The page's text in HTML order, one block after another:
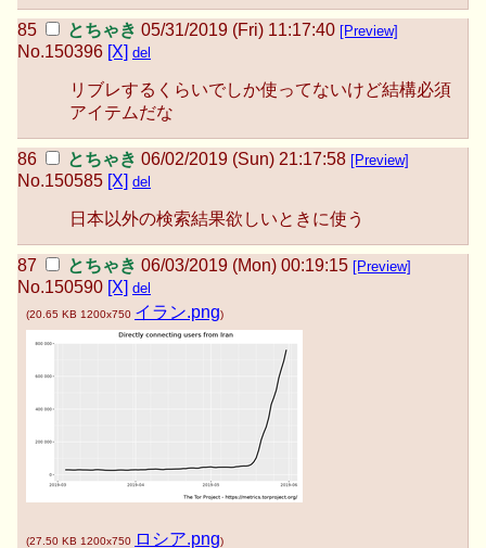
とちゃき 05/31/2019 (Fri) 11:17:40 [Preview]
No.150396 [X] del
リブレするくらいでしか使ってないけど結構必須
アイテムだな
とちゃき 06/02/2019 (Sun) 21:17:58 [Preview]
No.150585 [X] del
日本以外の検索結果欲しいときに使う
とちゃき 06/03/2019 (Mon) 00:19:15 [Preview]
No.150590 [X] del
(20.65 KB 1200x750 イラン.png)
(27.50 KB 1200x750 ロシア.png)